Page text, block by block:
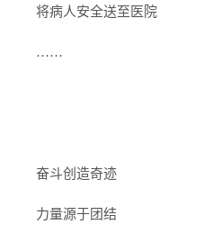
将病人安全送至医院
……
奋斗创造奇迹
力量源于团结